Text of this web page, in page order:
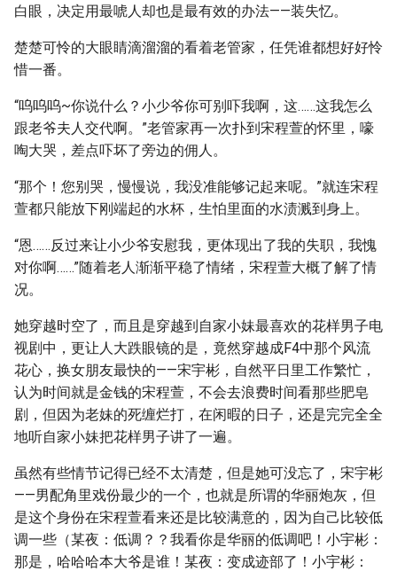
白眼，决定用最唬人却也是最有效的办法——装失忆。
楚楚可怜的大眼睛滴溜溜的看着老管家，任凭谁都想好好怜
惜一番。
“呜呜呜~你说什么？小少爷你可别吓我啊，这……这我怎么
跟老爷夫人交代啊。”老管家再一次扑到宋程萱的怀里，嚎
啕大哭，差点吓坏了旁边的佣人。
“那个！您别哭，慢慢说，我没准能够记起来呢。”就连宋程
萱都只能放下刚端起的水杯，生怕里面的水渍溅到身上。
“恩……反过来让小少爷安慰我，更体现出了我的失职，我愧
对你啊……”随着老人渐渐平稳了情绪，宋程萱大概了解了情
况。
她穿越时空了，而且是穿越到自家小妹最喜欢的花样男子电
视剧中，更让人大跌眼镜的是，竟然穿越成F4中那个风流
花心，换女朋友最快的——宋宇彬，自然平日里工作繁忙，
认为时间就是金钱的宋程萱，不会去浪费时间看那些肥皂
剧，但因为老妹的死缠烂打，在闲暇的日子，还是完完全全
地听自家小妹把花样男子讲了一遍。
虽然有些情节记得已经不太清楚，但是她可没忘了，宋宇彬
——男配角里戏份最少的一个，也就是所谓的华丽炮灰，但
是这个身份在宋程萱看来还是比较满意的，因为自己比较低
调一些（某夜：低调？？我看你是华丽的低调吧！小宇彬：
那是，哈哈哈本大爷是谁！某夜：变成迹部了！小宇彬：